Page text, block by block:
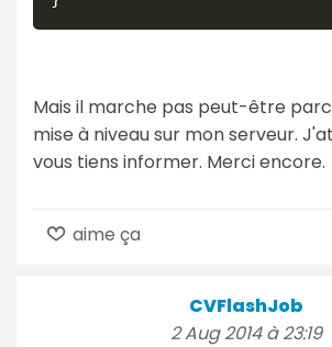
Mais il marche pas peut-être
mise à niveau sur mon serveur.
vous tiens informer. Merci encore.
aime ça
CVFlashJob
2 Aug 2014 à 23:19